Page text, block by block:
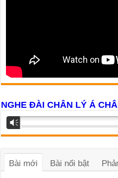
NGHE ĐÀI CHÂN LÝ Á
Trình
phát
âm
Vm
Bài mới Bài nổi bật